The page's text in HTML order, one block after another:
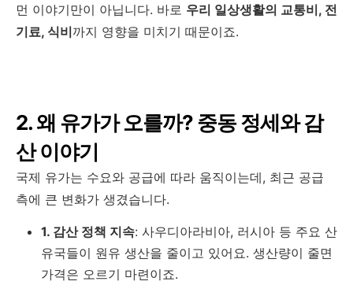
먼 이야기만이 아닙니다. 바로 우리 일상생활의 교통비, 전
기료, 식비까지 영향을 미치기 때문이죠.
2. 왜 유가가 오를까? 중동 정세와 감
산 이야기
국제 유가는 수요와 공급에 따라 움직이는데, 최근 공급
측에 큰 변화가 생겼습니다.
1. 감산 정책 지속: 사우디아라비아, 러시아 등 주요 산
유국들이 원유 생산을 줄이고 있어요. 생산량이 줄면
가격은 오르기 마련이죠.